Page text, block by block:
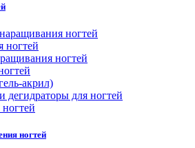
ногтей
ногтей
ногтей
акрил)
дегидраторы для ногтей
ногтей